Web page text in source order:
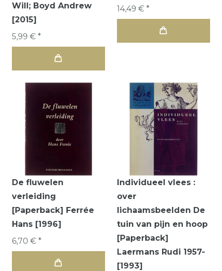
Will; Boyd Andrew
[2015]
5,99 € *
14,49 € *
De fluwelen
verleiding
[Paperback] Ferrée
Hans [1996]
6,70 € *
Individueel vlees :
over
lichaamsbeelden De
tuin van pijn en hoop
[Paperback]
Laermans Rudi 1957-
[1993]